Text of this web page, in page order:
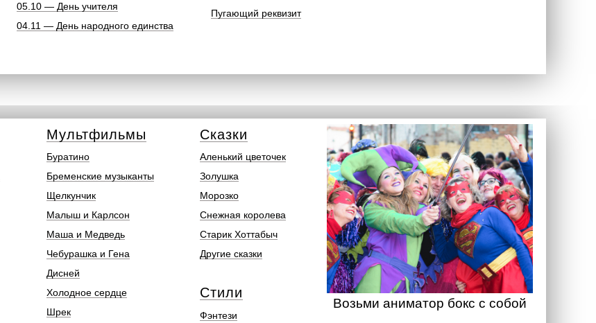
Пугающий реквизит
05.10 — День учителя
04.11 — День народного единства
Мультфильмы
Буратино
Бременские музыканты
Щелкунчик
Малыш и Карлсон
Маша и Медведь
Чебурашка и Гена
Дисней
Холодное сердце
Шрек
Сказки
Аленький цветочек
Золушка
Морозко
Снежная королева
Старик Хоттабыч
Другие сказки
Стили
Фэнтези
Возьми аниматор бокс с собой